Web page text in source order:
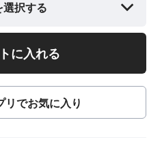
選択する
に入れる
リでお気に入り